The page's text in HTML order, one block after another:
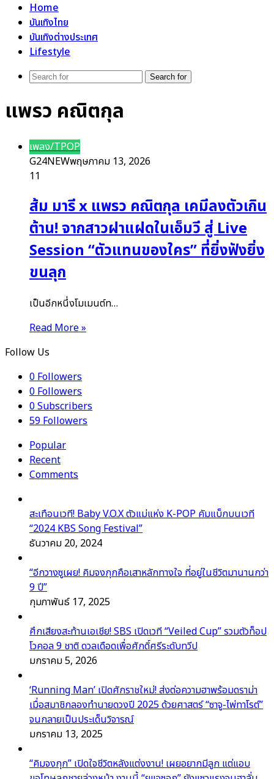
Home
บันเทิงไทย
บันเทิงต่างประเทศ
Lifestyle
Search for
แพรว คณิตกุล
เพลง/TPOP
G24NEWพฤษภาคม 13, 2026
11
ส้ม มารี x แพรว คณิตกุล เคมีลงตัวเกิน
ต้าน! จากสาวฝาแฝดในเอ็มวี สู่ Live
Session “ตัวแทนของใคร” ที่ยิ่งฟังยิ่ง
ขนลุก
เป็นอีกหนึ่งโมเมนต์ท…
Read More »
Follow Us
0 Followers
0 Followers
0Subscribers
59 Followers
Popular
Recent
Comments
สะเทือนเวที! Baby V.O.X ตัวแม่แห่ง K-POP คัมแบ็กบนเวที
“2024 KBS Song Festival”
ธันวาคม 20, 2024
“อีกวางซูเผย! คิมจงกุกคือเสาหลักทางใจ ที่อยู่ในชีวิตมานานกว่า
9 ปี”
กุมภาพันธ์ 17, 2025
ศึกเสียงสะท้านเอเชีย! SBS เปิดเวที “Veiled Cup” รวมตัวท็อป
โวคอล 9 ชาติ ดวลเดือดเพื่อศักดิ์ศรีระดับทวีป
มกราคม 5, 2026
‘Running Man’ เปิดศักราชใหม่! ส่งต่อความฮาพร้อมดราม่า
เมื่อสมาชิกลองทำนายดวงปี 2025 ด้วยศาสตร์ “ซาจู-ไพ่ทาโรต์”
จนกลายเป็นประเด็นวิจารณ์
มกราคม 13, 2025
“คิมจงกุก” เปิดใจชีวิตหลังแต่งงาน! เผยอยากมีลูก แต่แอบ